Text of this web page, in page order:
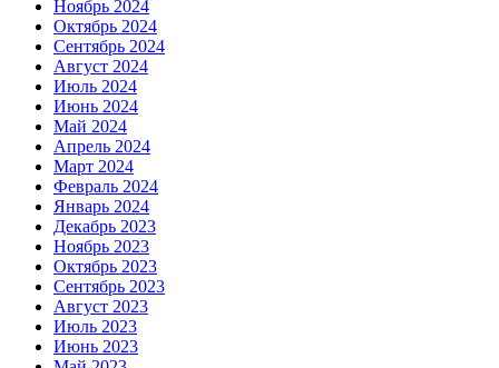
Ноябрь 2024
Октябрь 2024
Сентябрь 2024
Август 2024
Июль 2024
Июнь 2024
Май 2024
Апрель 2024
Март 2024
Февраль 2024
Январь 2024
Декабрь 2023
Ноябрь 2023
Октябрь 2023
Сентябрь 2023
Август 2023
Июль 2023
Июнь 2023